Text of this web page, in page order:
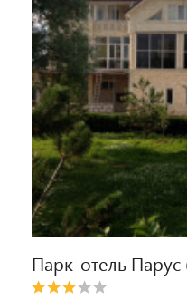
Парк-отель Парус